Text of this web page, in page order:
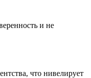
и не
что нивелирует